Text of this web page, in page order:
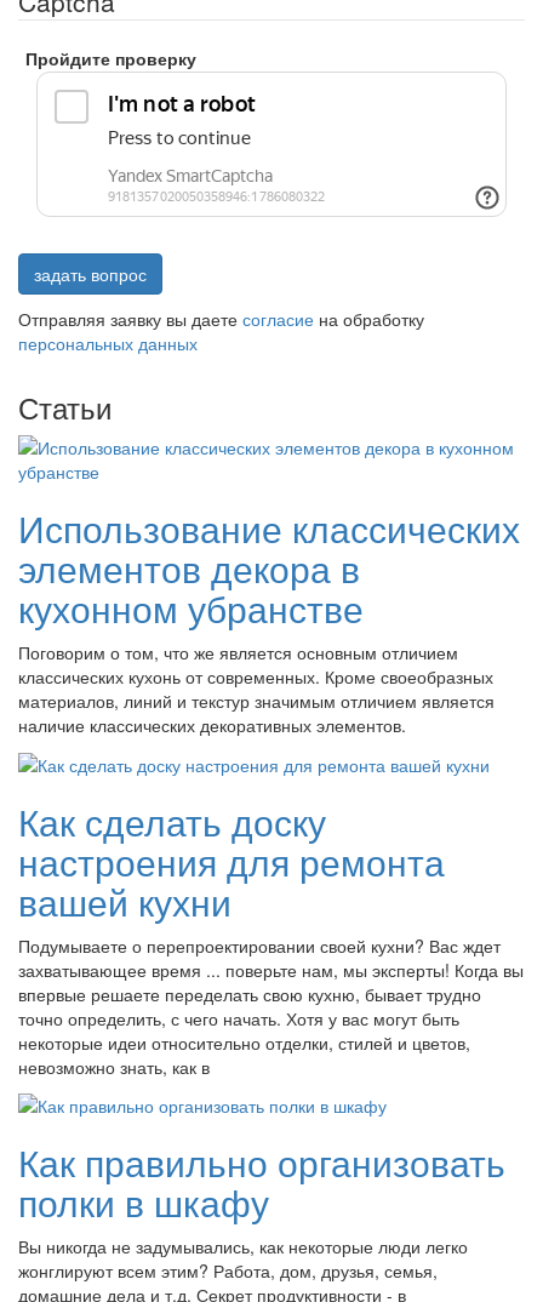
Пройдите проверку
задать вопрос
Отправляя заявку вы даете согласие на обработку
персональных данных
Статьи
Использование классических
элементов декора в
кухонном убранстве
Поговорим о том, что же является основным отличием
классических кухонь от современных. Кроме своеобразных
материалов, линий и текстур значимым отличием является
наличие классических декоративных элементов.
Как сделать доску
настроения для ремонта
вашей кухни
Подумываете о перепроектировании своей кухни? Вас ждет
захватывающее время ... поверьте нам, мы эксперты! Когда вы
впервые решаете переделать свою кухню, бывает трудно
точно определить, с чего начать. Хотя у вас могут быть
некоторые идеи относительно отделки, стилей и цветов,
невозможно знать, как в
Как правильно организовать
полки в шкафу
Вы никогда не задумывались, как некоторые люди легко
жонглируют всем этим? Работа, дом, друзья, семья,
домашние дела и т.д. Секрет продуктивности - в